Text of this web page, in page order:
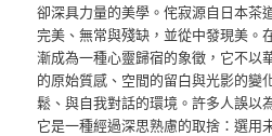
卻深具力量的美學。侘寂源自日本茶
完美、無常與殘缺，並從中發現美。
漸成為一種心靈歸宿的象徵，它不以
的原始質感、空間的留白與光影的變
鬆、與自我對話的環境。許多人誤以
它是一種經過深思熟慮的取捨：選用